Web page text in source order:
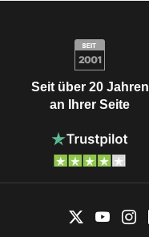
Seit über 20 Jahren
an Ihrer Seite